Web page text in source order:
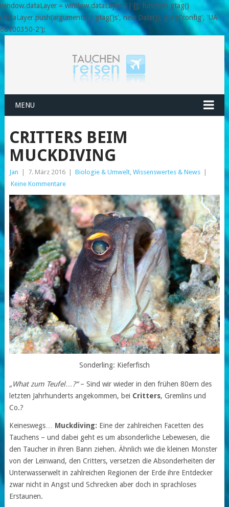
window.dataLayer = window.dataLayer || []; function gtag()
{dataLayer.push(arguments);} gtag('js', new Date()); gtag('config', 'UA-
68100350-2');
MENU
CRITTERS BEIM
MUCKDIVING
Jan 7. März 2016 Biologie & Umwelt, Wissenswertes & News
Keine Kommentare
Sonderling: Kieferfisch
„What zum Teufel…?“– Sind wir wieder in den frühen 80ern des
letzten Jahrhunderts angekommen, bei Critters, Gremlins und
Co.?
Keineswegs… Muckdiving: Eine der zahlreichen Facetten des
Tauchens – und dabei geht es um absonderliche Lebewesen, die
den Taucher in ihren Bann ziehen. Ähnlich wie die kleinen Monster
von der Leinwand, den Critters, versetzen die Absonderheiten der
Unterwasserwelt in zahlreichen Regionen der Erde ihre Entdecker
zwar nicht in Angst und Schrecken aber doch in sprachloses
Erstaunen.